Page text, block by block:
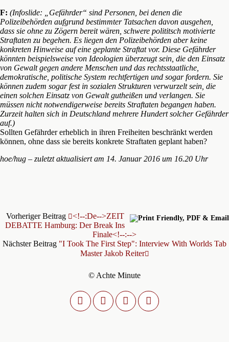
F: (Infoslide: „Gefährder“ sind Personen, bei denen die
Polizeibehörden aufgrund bestimmter Tatsachen davon ausgehen,
dass sie ohne zu Zögern bereit wären, schwere polititsch motivierte
Straftaten zu begehen. Es liegen den Polizeibehörden aber keine
konkreten Hinweise auf eine geplante Straftat vor. Diese Gefährder
könnten beispielsweise von Ideologien überzeugt sein, die den Einsatz
von Gewalt gegen andere Menschen und das rechtsstaatliche,
demokratische, politische System rechtfertigen und sogar fordern. Sie
können zudem sogar fest in sozialen Strukturen verwurzelt sein, die
einen solchen Einsatz von Gewalt gutheißen und verlangen. Sie
müssen nicht notwendigerweise bereits Straftaten begangen haben.
Zurzeit halten sich in Deutschland mehrere Hundert solcher Gefährder
auf.)
Sollten Gefährder erheblich in ihren Freiheiten beschränkt werden
können, ohne dass sie bereits konkrete Straftaten geplant haben?
hoe/hug – zuletzt aktualisiert am 14. Januar 2016 um 16.20 Uhr
Vorheriger Beitrag
<!--:de-->ZEIT
DEBATTE Hamburg: Der Break Ins
Finale<!--:-->
Nächster Beitrag "I Took The First Step": Interview With Worlds Tab
Master Jakob Reiter
© Achte Minute